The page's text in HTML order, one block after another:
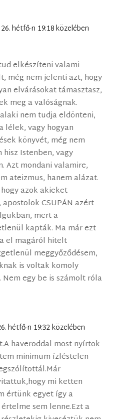
hétfő-n 19:18 közelében
elkészíteni valami
még nem jelenti azt, hogy
elvárásokat támasztasz,
meg a valóságnak.
nem tudja eldönteni,
lélek, vagy hogyan
könyvét, még nem
Istenben, vagy
Azt mondani valamire,
ateizmus, hanem alázat.
azok akieket
CSUPÁN azért
mert a
kapták. Ma már ezt
el magáról hitelt
meggyőződésem,
is voltak komoly
egy be is számolt róla
hétfő-n 19:32 közelében
haveroddal most nyírtok
minimum ízléstelen
mi ketten
értünk egyet így a
sem lenne.Ezt a